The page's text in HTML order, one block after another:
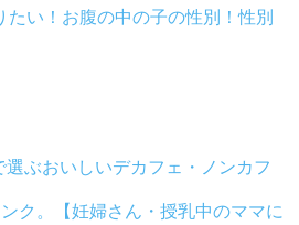
たい！お腹の中の子の性別！性別
選ぶおいしいデカフェ・ノンカフ
ク。【妊婦さん・授乳中のママに